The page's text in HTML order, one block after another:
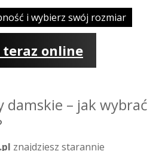
i wybierz swój rozmiar
teraz online
damskie – jak wybrać
znajdziesz starannie